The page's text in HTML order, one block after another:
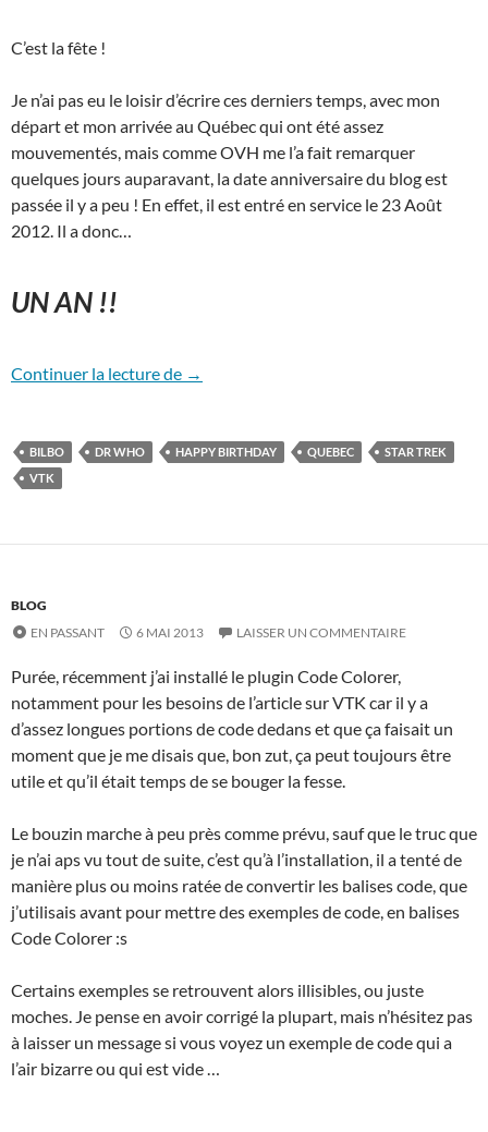
C’est la fête !
Je n’ai pas eu le loisir d’écrire ces derniers temps, avec mon
départ et mon arrivée au Québec qui ont été assez
mouvementés, mais comme OVH me l’a fait remarquer
quelques jours auparavant, la date anniversaire du blog est
passée il y a peu ! En effet, il est entré en service le 23 Août
2012. Il a donc…
UN AN !!
Continuer la lecture de Bon anniversaire le blog ! (Avec un peu
→
BILBO DR WHO HAPPY BIRTHDAY QUEBEC
STAR TREK
VTK
BLOG
EN PASSANT
6 MAI 2013 LAISSER UN COMMENTAIRE
Purée, récemment j’ai installé le plugin Code Colorer,
notamment pour les besoins de l’article sur VTK car il y a
d’assez longues portions de code dedans et que ça faisait un
moment que je me disais que, bon zut, ça peut toujours être
utile et qu’il était temps de se bouger la fesse.
Le bouzin marche à peu près comme prévu, sauf que le truc que
je n’ai aps vu tout de suite, c’est qu’à l’installation, il a tenté de
manière plus ou moins ratée de convertir les balises code, que
j’utilisais avant pour mettre des exemples de code, en balises
Code Colorer :s
Certains exemples se retrouvent alors illisibles, ou juste
moches. Je pense en avoir corrigé la plupart, mais n’hésitez pas
à laisser un message si vous voyez un exemple de code qui a
l’air bizarre ou qui est vide …